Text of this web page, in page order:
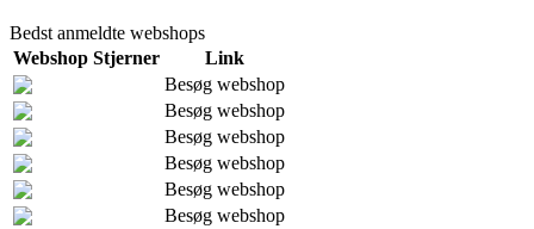
Bedst anmeldte webshops
Webshop Stjerner
Link
Besøg webshop
Besøg webshop
Besøg webshop
Besøg webshop
Besøg webshop
Besøg webshop